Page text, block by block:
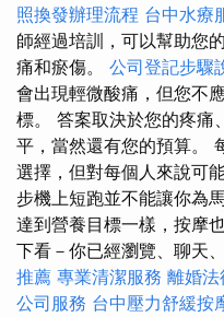
照換發辦理流程 台中水療
師經過培訓，可以幫助您
痛和瘀傷。 公司登記步驟
會出現輕微酸痛，但您不
標。 答案取決於您的疼痛
平，當然還有您的預算。
選擇，但對每個人來說可
步機上短跑並不能讓你為
達到營養目標一樣，按摩
下看－你已經瀏覽、聊天
推薦 專業清潔服務 離婚法
公司服務 台中壓力舒緩按